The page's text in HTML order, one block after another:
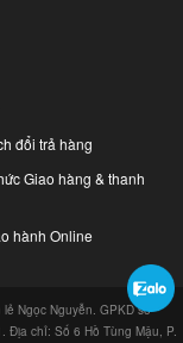
đổi trả hàng
Giao hàng & thanh
hành Online
Ngọc Nguyễn. GPKD số
Địa chỉ: Số 6 Hồ Tùng Mậu, P.